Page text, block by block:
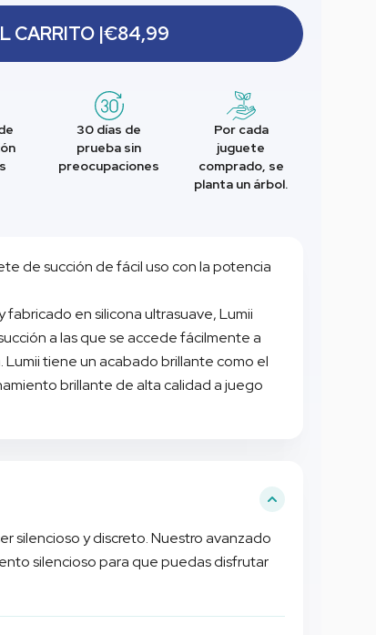
CARRITO |€84,99
30 días de
prueba sin
preocupaciones
Por cada
juguete
comprado, se
planta un árbol.
de succión de fácil uso con la potencia
en silicona ultrasuave, Lumii
a las que se accede fácilmente a
tiene un acabado brillante como el
brillante de alta calidad a juego
silencioso y discreto. Nuestro avanzado
silencioso para que puedas disfrutar